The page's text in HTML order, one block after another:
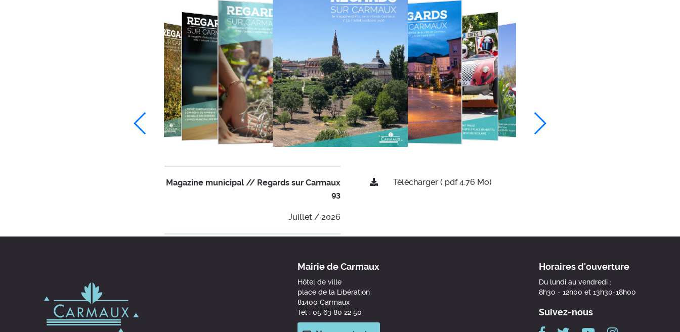
Magazine municipal // Regards sur Carmaux
93
Juillet / 2026
Télécharger ( pdf 4.76 Mo)
Mairie de Carmaux
Hôtel de ville
place de la Libération
81400 Carmaux
Tél : 05 63 80 22 50
Horaires d'ouverture
Du lundi au vendredi :
8h30 - 12h00 et 13h30-18h00
Suivez-nous